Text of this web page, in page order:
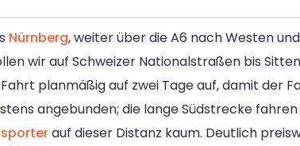
Nürnberg, weiter über die A6 nach Westen
wir auf Schweizer Nationalstraßen bis
planmäßig auf zwei Tage auf, damit der
angebunden; die lange Südstrecke
auf dieser Distanz kaum. Deutlich